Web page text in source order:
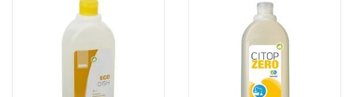
Mode d'emploi:
Mentions de danger:
EUH208: Contient (limonène). Peut produire une réaction